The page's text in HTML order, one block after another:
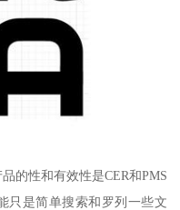
的性和有效性是CER和PMS
只是简单搜索和罗列一些文